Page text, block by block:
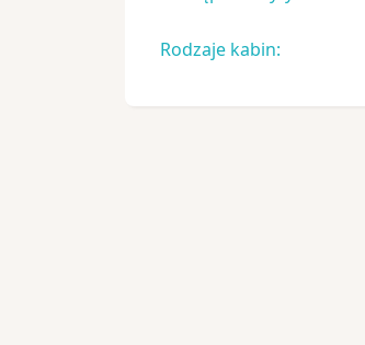
Rodzaje kabin: